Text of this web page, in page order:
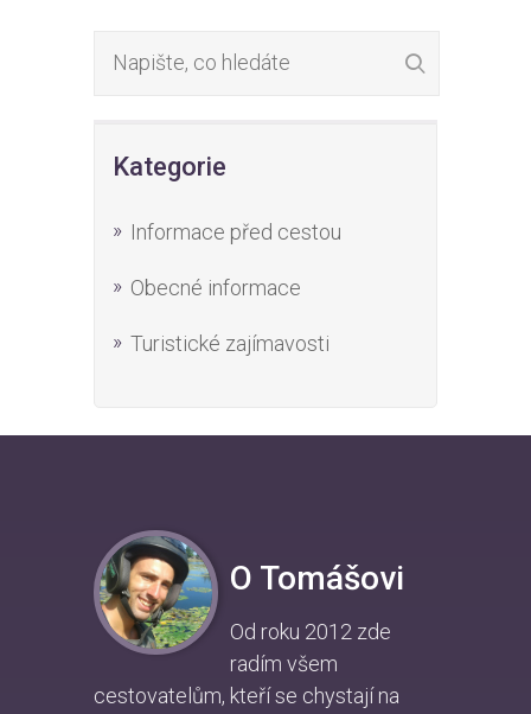
Kategorie
Informace před cestou
Obecné informace
Turistické zajímavosti
O Tomášovi
Od roku 2012 zde
radím všem
cestovatelům, kteří se chystají na